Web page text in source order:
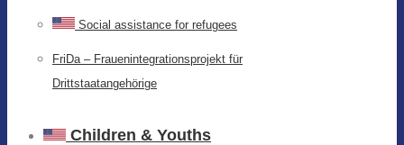
Social assistance for refugees
FriDa – Frauenintegrationsprojekt für
Drittstaatangehörige
Children & Youths